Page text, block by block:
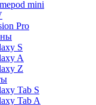
mini
Pro
S
A
Z
Tab S
Tab A